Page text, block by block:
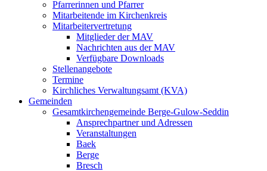
Pfarrerinnen und Pfarrer
Mitarbeitende im Kirchenkreis
Mitarbeitervertretung
Mitglieder der MAV
Nachrichten aus der MAV
Verfügbare Downloads
Stellenangebote
Termine
Kirchliches Verwaltungsamt (KVA)
Gemeinden
Gesamtkirchengemeinde Berge-Gulow-Seddin
Ansprechpartner und Adressen
Veranstaltungen
Baek
Berge
Bresch